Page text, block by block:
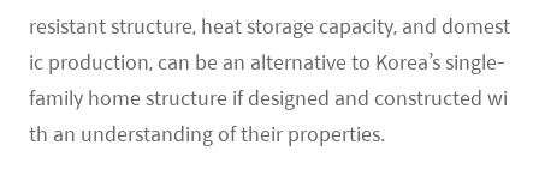
resistant structure, heat storage capacity, and domest
ic production, can be an alternative to Korea’s single-
family home structure if designed and constructed wi
th an understanding of their properties.